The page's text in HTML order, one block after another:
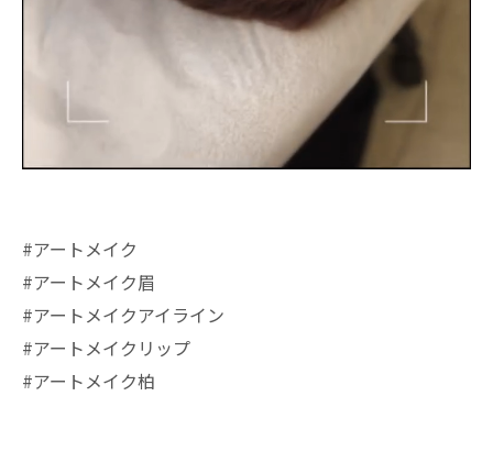
#アートメイク
#アートメイク眉
#アートメイクアイライン
#アートメイクリップ
#アートメイク柏